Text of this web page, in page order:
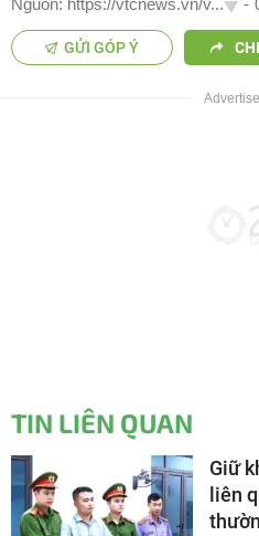
Nguồn: https://vtcnews.vn/v... -
GỬI GÓP Ý
TIN LIÊN QUAN
Giữ
liên